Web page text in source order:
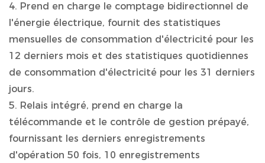
4. Prend en charge le comptage bidirectionnel de
l'énergie électrique, fournit des statistiques
mensuelles de consommation d'électricité pour les
12 derniers mois et des statistiques quotidiennes
de consommation d'électricité pour les 31 derniers
jours.
5. Relais intégré, prend en charge la
télécommande et le contrôle de gestion prépayé,
fournissant les derniers enregistrements
d'opération 50 fois, 10 enregistrements